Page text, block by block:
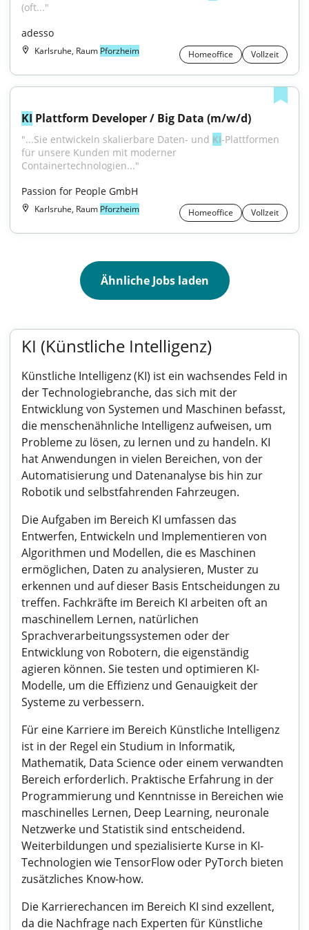
(oft..."
adesso
Karlsruhe, Raum Pforzheim Homeoffice Vollzeit
KI Plattform Developer / Big Data (m/w/d)
"...Sie entwickeln skalierbare Daten- und KI-Plattformen
für unsere Kunden mit moderner
Containertechnologien..."
Passion for People GmbH
Karlsruhe, Raum Pforzheim Homeoffice Vollzeit
Ähnliche Jobs laden
KI (Künstliche Intelligenz)
Künstliche Intelligenz (KI) ist ein wachsendes Feld in
der Technologiebranche, das sich mit der
Entwicklung von Systemen und Maschinen befasst,
die menschenähnliche Intelligenz aufweisen, um
Probleme zu lösen, zu lernen und zu handeln. KI
hat Anwendungen in vielen Bereichen, von der
Automatisierung und Datenanalyse bis hin zur
Robotik und selbstfahrenden Fahrzeugen.
Die Aufgaben im Bereich KI umfassen das
Entwerfen, Entwickeln und Implementieren von
Algorithmen und Modellen, die es Maschinen
ermöglichen, Daten zu analysieren, Muster zu
erkennen und auf dieser Basis Entscheidungen zu
treffen. Fachkräfte im Bereich KI arbeiten oft an
maschinellem Lernen, natürlichen
Sprachverarbeitungssystemen oder der
Entwicklung von Robotern, die eigenständig
agieren können. Sie testen und optimieren KI-
Modelle, um die Effizienz und Genauigkeit der
Systeme zu verbessern.
Für eine Karriere im Bereich Künstliche Intelligenz
ist in der Regel ein Studium in Informatik,
Mathematik, Data Science oder einem verwandten
Bereich erforderlich. Praktische Erfahrung in der
Programmierung und Kenntnisse in Bereichen wie
maschinelles Lernen, Deep Learning, neuronale
Netzwerke und Statistik sind entscheidend.
Weiterbildungen und spezialisierte Kurse in KI-
Technologien wie TensorFlow oder PyTorch bieten
zusätzliches Know-how.
Die Karrierechancen im Bereich KI sind exzellent,
da die Nachfrage nach Experten für Künstliche